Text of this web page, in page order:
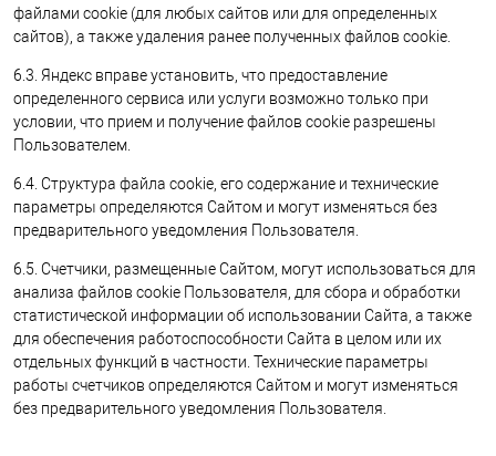
файлами cookie (для любых сайтов или для определенных
сайтов), а также удаления ранее полученных файлов cookie.
6.3. Яндекс вправе установить, что предоставление
определенного сервиса или услуги возможно только при
условии, что прием и получение файлов cookie разрешены
Пользователем.
6.4. Структура файла cookie, его содержание и технические
параметры определяются Сайтом и могут изменяться без
предварительного уведомления Пользователя.
6.5. Счетчики, размещенные Сайтом, могут использоваться для
анализа файлов cookie Пользователя, для сбора и обработки
статистической информации об использовании Сайта, а также
для обеспечения работоспособности Сайта в целом или их
отдельных функций в частности. Технические параметры
работы счетчиков определяются Сайтом и могут изменяться
без предварительного уведомления Пользователя.